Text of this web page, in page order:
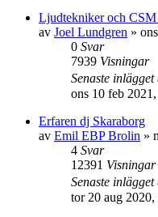
Ljudtekniker och
av Joel Lundgren »
0 Svar
7939 Visningar
Senaste inlägget
ons 10 feb
Erfaren dj Skaraborg
av Emil EBP Brolin »
4 Svar
12391 Visningar
Senaste inlägget
tor 20 aug 2020,